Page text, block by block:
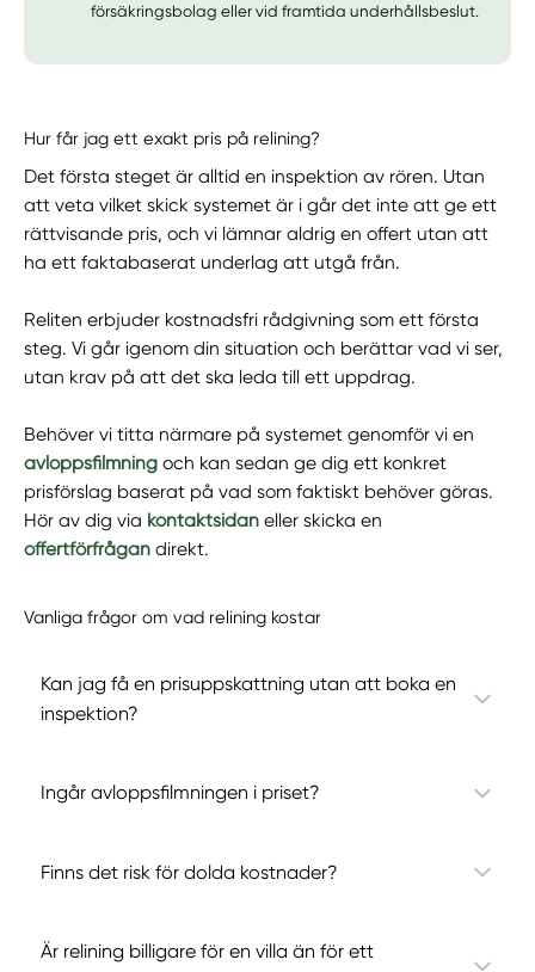
försäkringsbolag eller vid framtida underhållsbeslut.
Hur får jag ett exakt pris på relining?
Det första steget är alltid en inspektion av rören. Utan
att veta vilket skick systemet är i går det inte att ge ett
rättvisande pris, och vi lämnar aldrig en offert utan att
ha ett faktabaserat underlag att utgå från.
Reliten erbjuder kostnadsfri rådgivning som ett första
steg. Vi går igenom din situation och berättar vad vi ser,
utan krav på att det ska leda till ett uppdrag.
Behöver vi titta närmare på systemet genomför vi en
avloppsfilmning och kan sedan ge dig ett konkret
prisförslag baserat på vad som faktiskt behöver göras.
Hör av dig via kontaktsidan eller skicka en
offertförfrågan direkt.
Vanliga frågor om vad relining kostar
Kan jag få en prisuppskattning utan att boka en
inspektion?
Ingår avloppsfilmningen i priset?
Finns det risk för dolda kostnader?
Är relining billigare för en villa än för ett